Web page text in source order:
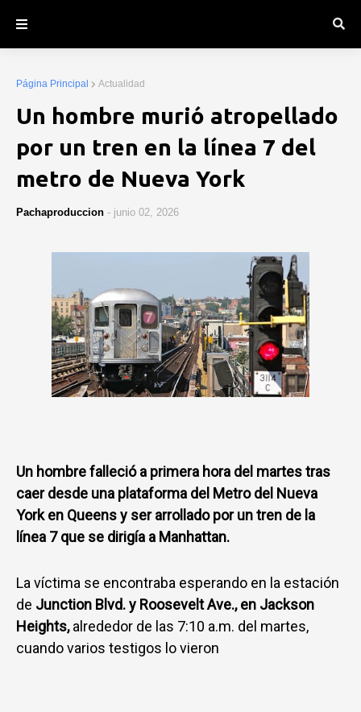
Página Principal Actualidad
Un hombre murió atropellado
por un tren en la línea 7 del
metro de Nueva York
Pachaproduccion - junio 02, 2026
Un hombre falleció a primera hora del martes tras
caer desde una plataforma del Metro del Nueva
York en Queens y ser arrollado por un tren de la
línea 7 que se dirigía a Manhattan.
La víctima se encontraba esperando en la estación
de Junction Blvd. y Roosevelt Ave., en Jackson
Heights,alrededor de las 7:10 a.m. del martes,
cuando varios testigos lo vieron